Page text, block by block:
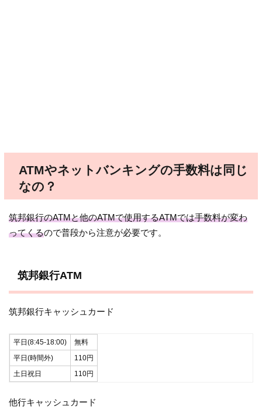
ATMやネットバンキングの手数料は同じ
なの？
筑邦銀行のATMと他のATMで使用するATMでは手数料が変わ
ってくるので普段から注意が必要です。
筑邦銀行ATM
筑邦銀行キャッシュカード
平日(8:45-18:00)
無料
平日(時間外)
110円
土日祝日
110円
他行キャッシュカード